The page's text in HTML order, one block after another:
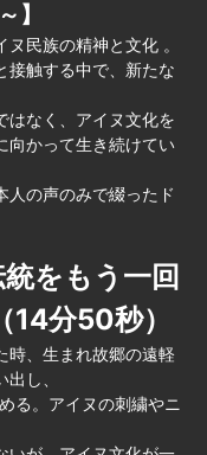
】
民族の精神と文化 。
接触する中で、新たな
はなく、アイヌ文化を
向かって生き続けてい
人の声のみで綴ったド
をもう一回
分50秒）
時、生まれ故郷の遠軽
し、
る。アイヌの刺繍やニ